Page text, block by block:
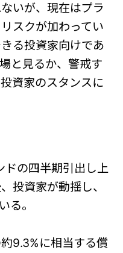
いが、現在はプラ
スクが加わってい
る投資家向けであ
と見るか、警戒す
資家のスタンスに
ドの四半期引出し上
投資家が動揺し、
る。
9.3%に相当する償